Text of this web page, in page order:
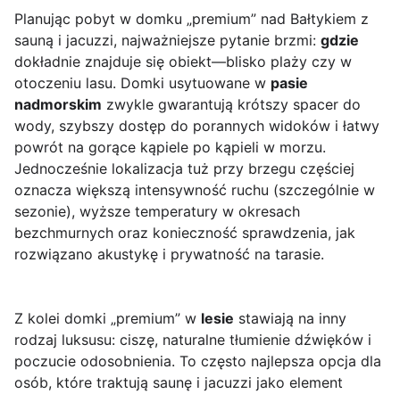
Planując pobyt w domku „premium” nad Bałtykiem z
sauną i jacuzzi, najważniejsze pytanie brzmi: gdzie
dokładnie znajduje się obiekt—blisko plaży czy w
otoczeniu lasu. Domki usytuowane w pasie
nadmorskim zwykle gwarantują krótszy spacer do
wody, szybszy dostęp do porannych widoków i łatwy
powrót na gorące kąpiele po kąpieli w morzu.
Jednocześnie lokalizacja tuż przy brzegu częściej
oznacza większą intensywność ruchu (szczególnie w
sezonie), wyższe temperatury w okresach
bezchmurnych oraz konieczność sprawdzenia, jak
rozwiązano akustykę i prywatność na tarasie.
Z kolei domki „premium” w lesie stawiają na inny
rodzaj luksusu: ciszę, naturalne tłumienie dźwięków i
poczucie odosobnienia. To często najlepsza opcja dla
osób, które traktują saunę i jacuzzi jako element